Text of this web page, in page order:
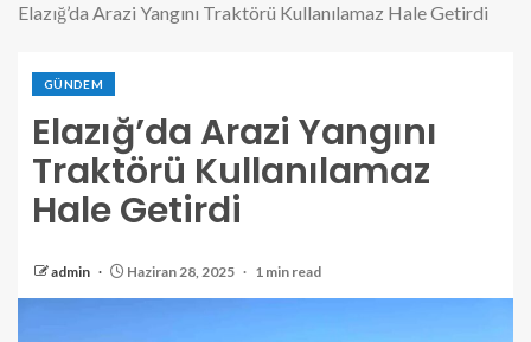
Elazığ’da Arazi Yangını Traktörü Kullanılamaz Hale Getirdi
GÜNDEM
Elazığ’da Arazi Yangını
Traktörü Kullanılamaz
Hale Getirdi
admin Haziran 28, 2025 1 min read